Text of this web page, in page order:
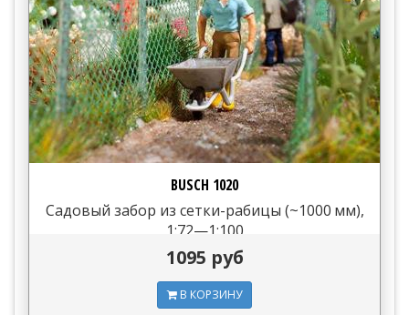
BUSCH 1020
Садовый забор из сетки-рабицы (~1000 мм),
1:72—1:100
1095 руб
В КОРЗИНУ